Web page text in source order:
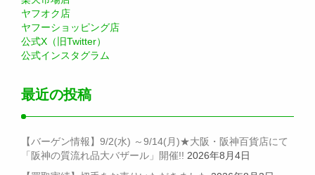
ヤフオク店
ヤフーショッピング店
公式X（旧Twitter）
公式インスタグラム
最近の投稿
【バーゲン情報】9/2(水) ～9/14(月)★大阪・阪神百貨店にて
「阪神の質流れ品大バザール」開催!! 2026年8月4日